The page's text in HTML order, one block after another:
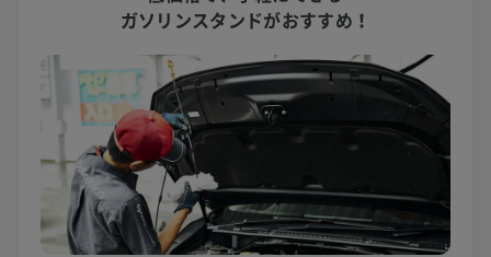
ガソリンスタンドがおすすめ！